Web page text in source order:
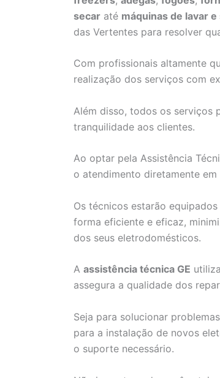
secar até máquinas de lavar
das Vertentes para resolver
Com profissionais altamente
realização dos serviços com
Além disso, todos os serviços
tranquilidade aos clientes.
Ao optar pela Assistência
o atendimento diretamente em
Os técnicos estarão
forma eficiente e eficaz,
dos seus eletrodomésticos.
A assistência técnica GE utiliza
assegura a qualidade dos
Seja para solucionar
para a instalação de novos
o suporte necessário.